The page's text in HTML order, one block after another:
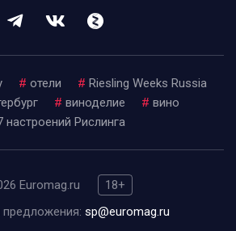
# отели # Riesling Weeks Russia
# виноделие # вино
настроений Рислинга
Euromag.ru
18+
sp@euromag.ru